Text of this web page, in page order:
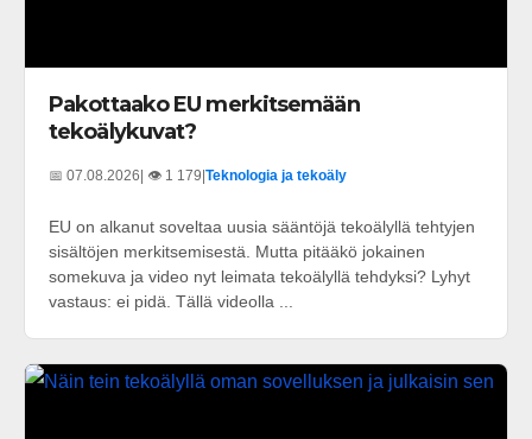
Pakottaako EU merkitsemään
tekoälykuvat?
📅 07.08.2026 | 👁️ 1 179 Teknologia ja tekoäly
EU on alkanut soveltaa uusia sääntöjä tekoälyllä tehtyjen
sisältöjen merkitsemisestä. Mutta pitääkö jokainen
somekuva ja video nyt leimata tekoälyllä tehdyksi? Lyhyt
vastaus: ei pidä. Tällä videolla ...